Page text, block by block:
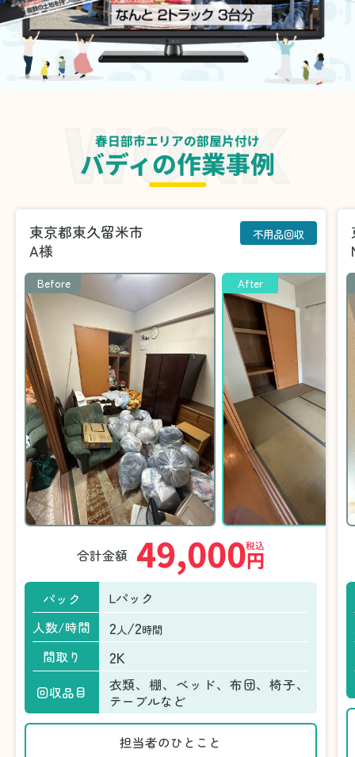
春日部市エリアの部屋片付け
バディの作業事例
東京都東久留米市
A様
不用品回収
Before After
合計金額 49,000円
税込
パック
Lパック
人数/時間
2人/2時間
間取り 2K
回収品目
衣類、棚、ベッド、布団、椅子、
テーブルなど
担当者のひとこと